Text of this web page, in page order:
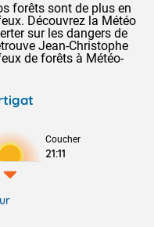
forêts sont de plus en
Découvrez la Météo
sur les dangers de
Jean-Christophe
de forêts à Météo-
Coucher
21:11